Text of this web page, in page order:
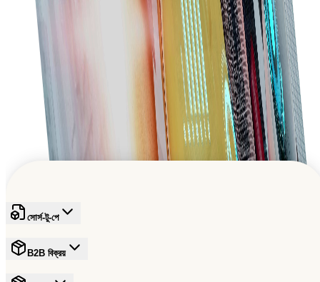
মোবাইল-বান্ধব প্ল্যাটফর্ম দিয়ে চলতে চলতে ক্রয় পরিচালনা করুন।
বৈশ্বিক B2B প্রবৃদ্ধিকে শক্তি দিচ্ছে
বাণিজ্যের ভবিষ্যৎ গঠনে একটি বিশ্বস্ত নেটওয়ার্কে যোগ দিন
বিনামূল্যে সাইন আপ করুন
সোর্স-টু-পে
B2B বিক্রয়